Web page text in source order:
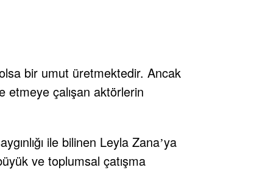
bir umut üretmektedir. Ancak
etmeye çalışan aktörlerin
ile bilinen Leyla Zana’ya
ve toplumsal çatışma